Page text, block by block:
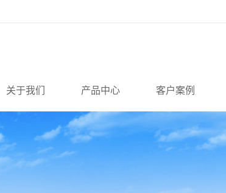
关于我们 产品中心 客户案例